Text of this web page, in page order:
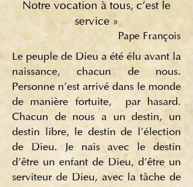
Notre vocation à tous, c'est le
service »
Pape François
Le peuple de Dieu a été élu avant la
naissance, chacun de nous.
Personne n'est arrivé dans le monde
de manière fortuite, par hasard.
Chacun de nous a un destin, un
destin libre, le destin de l'élection
de Dieu. Je nais avec le destin
d'être un enfant de Dieu, d'être un
serviteur de Dieu, avec la tâche de